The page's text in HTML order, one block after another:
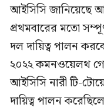
আইসিসি জানিয়েছে
প্রথমবারের মতো
দল দায়িত্ব পালন
২০২২ কমনওয়েলথ
আইসিসি নারী টি-
দায়িত্ব পালন